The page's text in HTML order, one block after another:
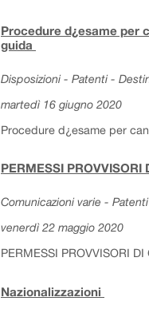
Procedure d¿esame per
guida
Disposizioni - Patenti -
martedì 16 giugno 2020
Procedure d¿esame per
PERMESSI PROVVISORI
Comunicazioni varie -
venerdì 22 maggio 2020
PERMESSI PROVVISORI DI
Nazionalizzazioni